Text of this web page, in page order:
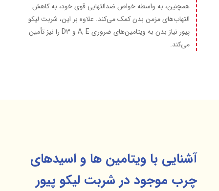
همچنین، به واسطه خواص ضدالتهابی قوی خود، به کاهش
التهاب‌های مزمن بدن کمک می‌کند. علاوه بر این، شربت لیکو
پیور نیاز بدن به ویتامین‌های ضروری A, E و D۳ را نیز تأمین
می‌کند.
آشنایی با ویتامین ها‌ و اسیدهای
چرب موجود در شربت لیکو پیور